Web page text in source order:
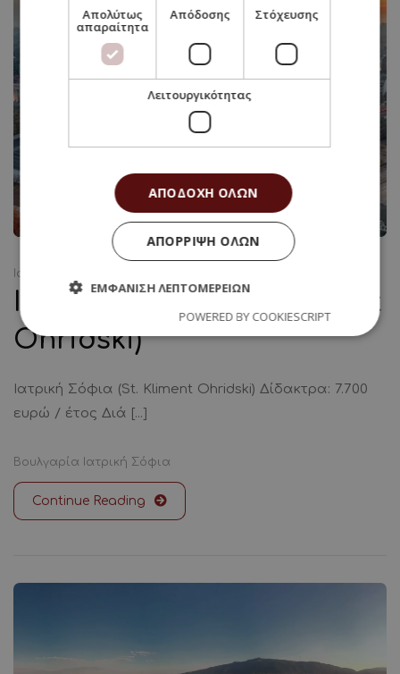
Ιατρική
Ιατρική Σόφια (St. Kliment
Οhridski)
Ιατρική Σόφια (St. Kliment Οhridski) Δίδακτρα: 7.700
ευρώ / έτος Διά [...]
Βουλγαρία Ιατρική Σόφια
Continue Reading
Απολύτως
απαραίτητα
Απόδοσης Στόχευσης
Λειτουργικότητας
ΑΠΟΔΟΧΉ ΌΛΩΝ
ΑΠΌΡΡΙΨΗ ΌΛΩΝ
ΕΜΦΆΝΙΣΗ ΛΕΠΤΟΜΕΡΕΙΏΝ
POWERED BY COOKIESCRIPT